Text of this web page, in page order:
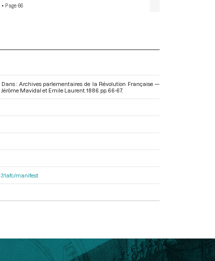
• Page 66
: Archives parlementaires de la Révolution Française —
Jérôme Mavidal et Emile Laurent. 1886. pp. 66-67.
manifest